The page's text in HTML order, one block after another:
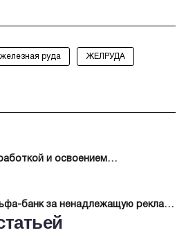
железная руда ЖЕЛРУДА
и освоением
банк за ненадлежащую рекламу